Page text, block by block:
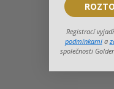
Registrací
podmínkami a
společnosti